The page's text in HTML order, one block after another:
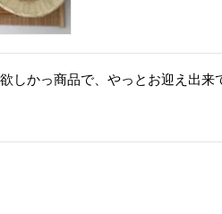
しかっ商品で、やっとお迎え出